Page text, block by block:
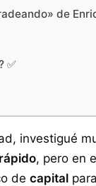
de
✅
investigué
, pero en
de capital